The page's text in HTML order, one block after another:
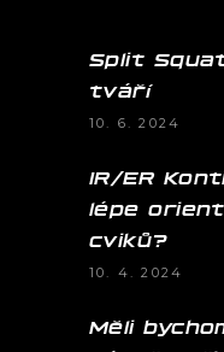
Split
tváří
10. 6. 2024
IR/ER
lépe
cviků?
10. 4. 2024
Měli